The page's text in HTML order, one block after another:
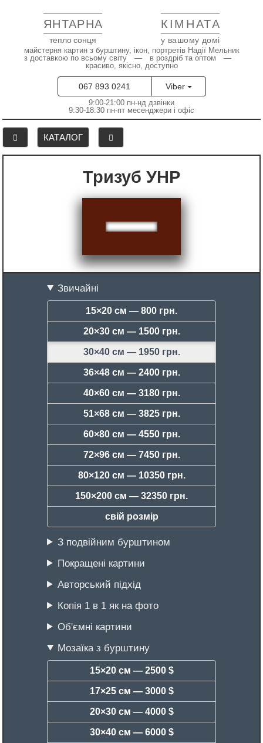
ЯНТАРНА КІМНАТА
тепло сонця у вашому домі
майстерня картин з бурштину, ікон, портретів Надії Мельник
з доставкою по всьому світу — в роздріб та оптом —
красиво, якісно, доступно
067 893 0241 Viber
9:00-21:00 пн-нд дзвінки
9:30-18:30 пн-пт месенджери і офіс
КАТАЛОГ
Тризуб УНР
Звичайні
15×20 см — 800 грн.
20×30 см — 1500 грн.
30×40 см — 1950 грн.
36×48 см — 2400 грн.
40×60 см — 3180 грн.
51×68 см — 3825 грн.
60×80 см — 4550 грн.
72×96 см — 7450 грн.
80×120 см — 10350 грн.
150×200 см — 32350 грн.
свій розмір
З подвійним бурштином
Покращені картини
Авторський підхід
Копія 1 в 1 як на фото
Об'ємні картини
Мозаїка з бурштину
15×20 см — 2500 $
17×25 см — 3000 $
20×30 см — 4000 $
30×40 см — 6000 $